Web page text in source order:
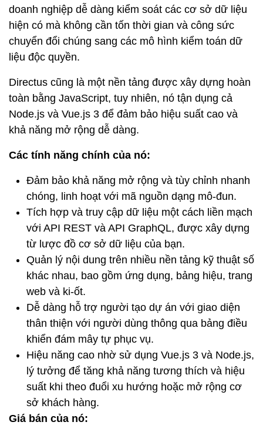
doanh nghiệp dễ dàng kiểm soát các cơ sở dữ liệu
hiện có mà không cần tốn thời gian và công sức
chuyển đổi chúng sang các mô hình kiểm toán dữ
liệu độc quyền.
Directus cũng là một nền tảng được xây dựng hoàn
toàn bằng JavaScript, tuy nhiên, nó tận dụng cả
Node.js và Vue.js 3 để đảm bảo hiệu suất cao và
khả năng mở rộng dễ dàng.
Các tính năng chính của nó:
Đảm bảo khả năng mở rộng và tùy chỉnh nhanh
chóng, linh hoạt với mã nguồn dạng mô-đun.
Tích hợp và truy cập dữ liệu một cách liền mạch
với API REST và API GraphQL, được xây dựng
từ lược đồ cơ sở dữ liệu của bạn.
Quản lý nội dung trên nhiều nền tảng kỹ thuật số
khác nhau, bao gồm ứng dụng, bảng hiệu, trang
web và ki-ốt.
Dễ dàng hỗ trợ người tạo dự án với giao diện
thân thiện với người dùng thông qua bảng điều
khiển đám mây tự phục vụ.
Hiệu năng cao nhờ sử dụng Vue.js 3 và Node.js,
lý tưởng để tăng khả năng tương thích và hiệu
suất khi theo đuổi xu hướng hoặc mở rộng cơ
sở khách hàng.
Giá bán của nó: